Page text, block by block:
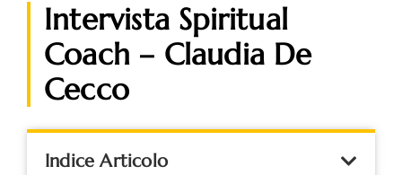
Intervista Spiritual
Coach – Claudia De
Cecco
Indice Articolo